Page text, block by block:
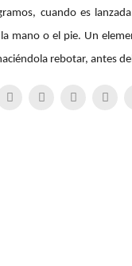
cuando es
mano o el pie. Un
rebotar, antes